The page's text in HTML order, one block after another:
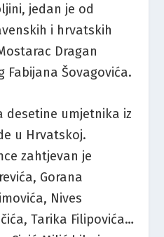
jedan je od
i hrvatskih
Dragan
Fabijana Šovagovića.
desetine umjetnika iz
u Hrvatskoj.
zahtjevan je
Gorana
Nives
Tarika Filipovića…